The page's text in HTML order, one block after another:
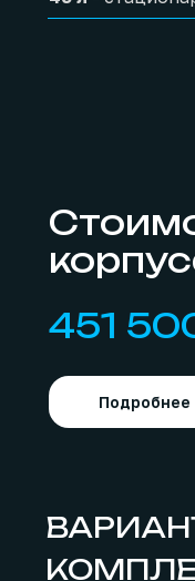
Подробнее
451